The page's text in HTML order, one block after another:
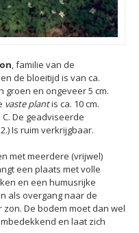
, familie van de
de bloeitijd is van ca.
groen en ongeveer 5 cm.
vaste plantis ca. 10 cm.
De geadviseerde
Is ruim verkrijgbaar.
met meerdere (vrijwel)
een plaats met volle
en een humusrijke
als overgang naar de
De bodem moet dan wel
en laat zich